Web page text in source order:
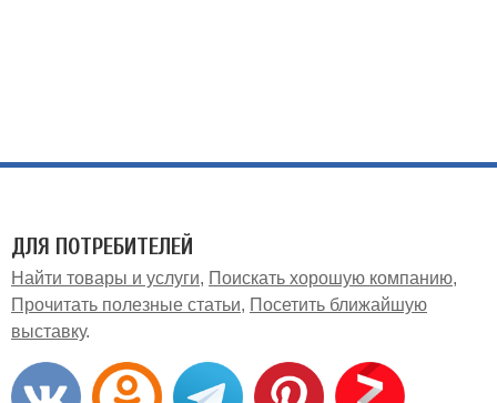
ДЛЯ ПОТРЕБИТЕЛЕЙ
Найти товары и услуги
Поискать хорошую компанию
Прочитать полезные статьи
Посетить ближайшую
выставку